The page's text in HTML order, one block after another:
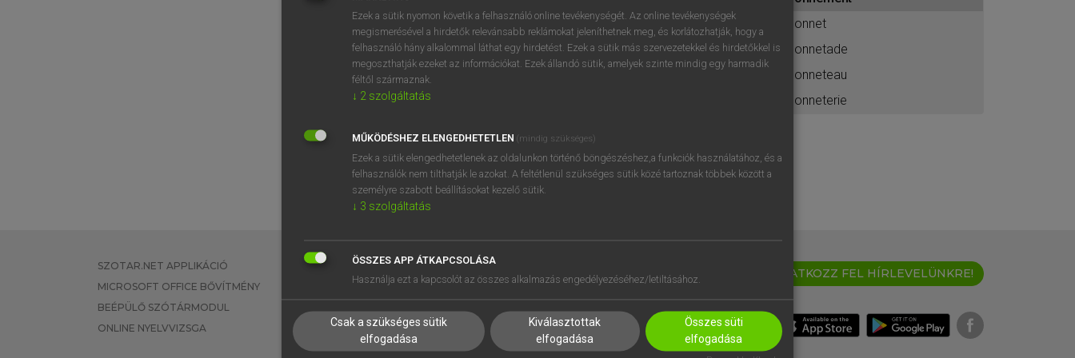
BELÉPÉS
próbaverziójának elindításához
regisztrálok ésbelépek.
REGISZTRÁCIÓ
bonnet
bonnetade
bonneteau
bonneterie
SZOTAR.NET APPLIKÁCIÓ
MICROSOFT OFFICE BŐVÍTMÉNY
BEÉPÜLŐ SZÓTÁRMODUL
ONLINE NYELVVIZSGA
EGYÉNI FELHASZNÁLÓKNAK
TANULÓKNAK
VÁLLALATI MEGOLDÁSOK
SÚGÓ
RÓLUNK
SÜTI BEÁLLÍTÁSOK
IRATKOZZ FEL HÍRLEVELÜNKRE!
Ezek a sütik nyomon követik a felhasználó online tevékenységét. Az online tevékenységek
megismerésével a hirdetők relevánsabb reklámokat jeleníthetnek meg, és korlátozhatják, hogy a
felhasználó hány alkalommal láthat egy hirdetést. Ezek a sütik más szervezetekkel és hirdetőkkel is
megoszthatják ezeket az információkat. Ezek állandó sütik, amelyek szinte mindig egy harmadik
féltől származnak.
↓ 2 szolgáltatás
MŰKÖDÉSHEZ ELENGEDHETETLEN (mindig szükséges)
Ezek a sütik elengedhetetlenek az oldalunkon történő böngészéshez,a funkciók használatához, és a
felhasználók nem tilthatják le azokat. A feltétlenül szükséges sütik közé tartoznak többek között a
személyre szabott beállításokat kezelő sütik.
↓ 3 szolgáltatás
ÖSSZES APP ÁTKAPCSOLÁSA
Használja ezt a kapcsolót az összes alkalmazás engedélyezéséhez/letiltásához.
Csak a szükséges sütik
elfogadása
Kiválasztottak
elfogadása
Összes süti
elfogadása